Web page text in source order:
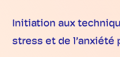
Initiation aux
stress et de l’anxiété